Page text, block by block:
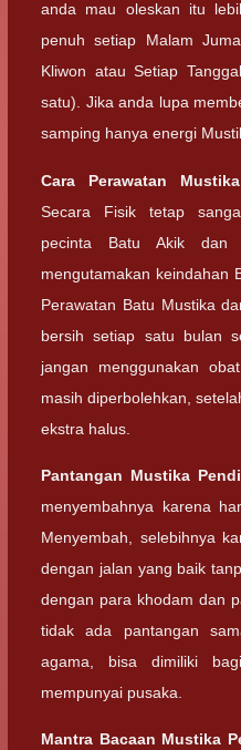
anda mau oleskan itu
penuh setiap Malam
Kliwon atau Setiap
satu). Jika anda lupa
samping hanya energi
Cara Perawatan
Secara Fisik tetap
pecinta Batu Akik dan
mengutamakan keindahan
Perawatan Batu Mustika
bersih setiap satu bulan
jangan menggunakan
masih diperbolehkan,
ekstra halus.
Pantangan Mustika
menyembahnya karena
Menyembah, selebihnya
dengan jalan yang baik
dengan para khodam dan
tidak ada pantangan
agama, bisa dimiliki
mempunyai pusaka.
Mantra Bacaan Mustika